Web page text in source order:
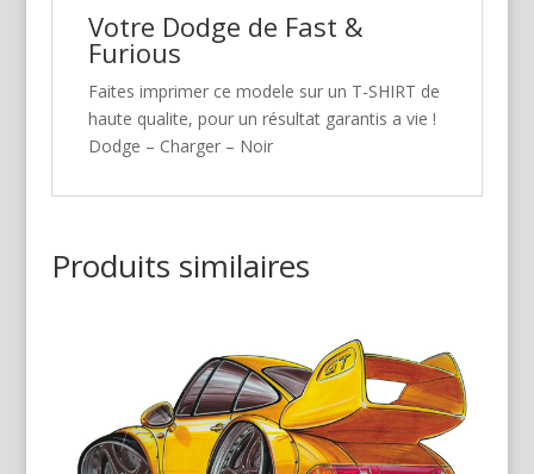
Votre Dodge de Fast &
Furious
Faites imprimer ce modele sur un T-SHIRT de
haute qualite, pour un résultat garantis a vie !
Dodge – Charger – Noir
Produits similaires